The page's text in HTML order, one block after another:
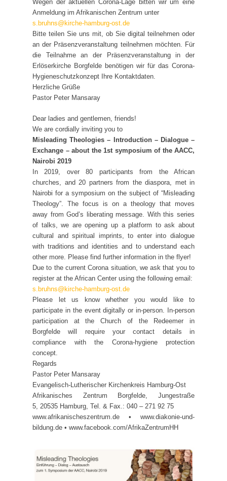
Wegen der aktuellen Corona-Lage bitten wir um eine
Anmeldung im Afrikanischen Zentrum unter
s.bruhns@kirche-hamburg-ost.de
Bitte teilen Sie uns mit, ob Sie digital teilnehmen oder
an der Präsenzveranstaltung teilnehmen möchten. Für
die Teilnahme an der Präsenzveranstaltung in der
Erlöserkirche Borgfelde benötigen wir für das Corona-
Hygieneschutzkonzept Ihre Kontaktdaten.
Herzliche Grüße
Pastor Peter Mansaray
Dear ladies and gentlemen, friends!
We are cordially inviting you to
Misleading Theologies – Introduction – Dialogue –
Exchange – about the 1st symposium of the AACC,
Nairobi 2019
In 2019, over 80 participants from the African
churches, and 20 partners from the diaspora, met in
Nairobi for a symposium on the subject of “Misleading
Theology”. The focus is on a theology that moves
away from God’s liberating message. With this series
of talks, we are opening up a platform to ask about
cultural and spiritual imprints, to enter into dialogue
with traditions and identities and to understand each
other more. Please find further information in the flyer!
Due to the current Corona situation, we ask that you to
register at the African Center using the following email:
s.bruhns@kirche-hamburg-ost.de
Please let us know whether you would like to
participate in the event digitally or in-person. In-person
participation at the Church of the Redeemer in
Borgfelde will require your contact details in
compliance with the Corona-hygiene protection
concept.
Regards
Pastor Peter Mansaray
Evangelisch-Lutherischer Kirchenkreis Hamburg-Ost
Afrikanisches Zentrum Borgfelde, Jungestraße
5, 20535 Hamburg, Tel. & Fax.: 040 – 271 92 75
www.afrikanischeszentrum.de • www.diakonie-und-
bildung.de • www.facebook.com/AfrikaZentrumHH